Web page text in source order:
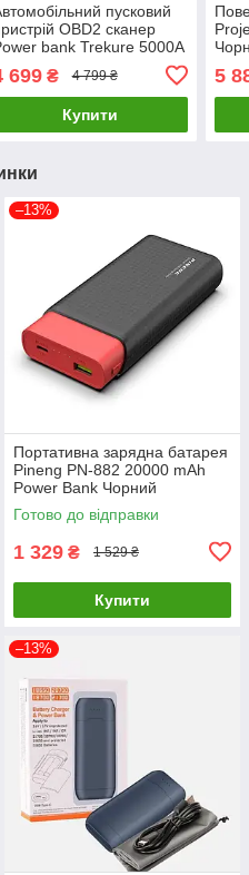
пусковий
OBD2 сканер
bank Trekure 5000A
699₴ 4 799 ₴
Купити
5
–13%
Портативна зарядна батарея
Pineng PN-882 20000 mAh
Power Bank Чорний
Готово до відправки
1 329 ₴ 1 529 ₴
Купити
–13%